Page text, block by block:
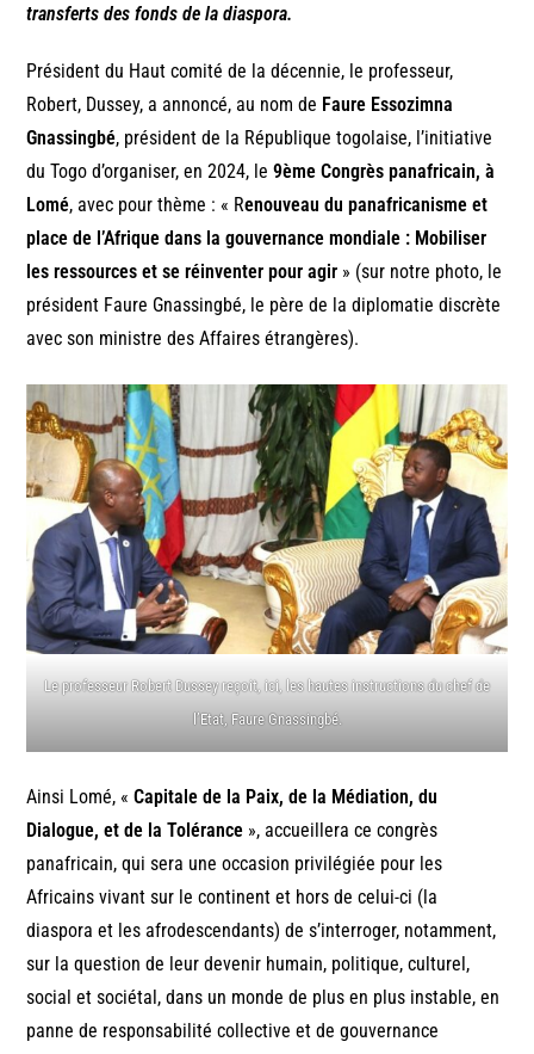
transferts des fonds de la diaspora.
Président du Haut comité de la décennie, le professeur,
Robert, Dussey, a annoncé, au nom de Faure Essozimna
Gnassingbé, président de la République togolaise, l’initiative
du Togo d’organiser, en 2024, le9ème Congrès panafricain, à
Lomé, avec pour thème : « Renouveau du panafricanisme et
place de l’Afrique dans la gouvernance mondiale : Mobiliser
les ressources et se réinventer pour agir » (sur notre photo, le
président Faure Gnassingbé, le père de la diplomatie discrète
avec son ministre des Affaires étrangères).
Le professeur Robert Dussey reçoit, ici, les hautes instructions du chef de
l’Etat, Faure Gnassingbé.
Ainsi Lomé, «Capitale de la Paix, de la Médiation, du
Dialogue, et de la Tolérance », accueillera ce congrès
panafricain, qui sera une occasion privilégiée pour les
Africains vivant sur le continent et hors de celui-ci (la
diaspora et les afrodescendants) de s’interroger, notamment,
sur la question de leur devenir humain, politique, culturel,
social et sociétal, dans un monde de plus en plus instable, en
panne de responsabilité collective et de gouvernance